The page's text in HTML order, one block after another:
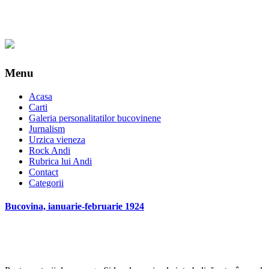
Menu
Acasa
Carti
Galeria personalitatilor bucovinene
Jurnalism
Urzica vieneza
Rock Andi
Rubrica lui Andi
Contact
Categorii
Bucovina, ianuarie-februarie 1924